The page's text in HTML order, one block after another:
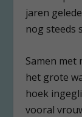
jaren
nog steeds
Samen met
het grote
hoek
vooral